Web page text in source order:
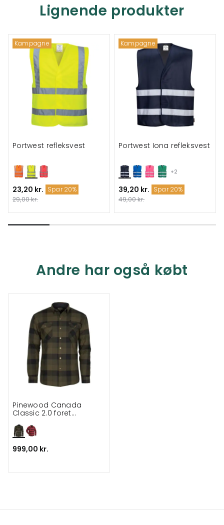
Lignende produkter
Kampagne
Portwest refleksvest
23,20 kr. Spar 20%
29,00 kr.
Kampagne
+2
Portwest Iona refleksvest
39,20 kr. Spar 20%
49,00 kr.
Andre har også købt
Pinewood Canada
Classic 2.0 foret
999,00 kr.